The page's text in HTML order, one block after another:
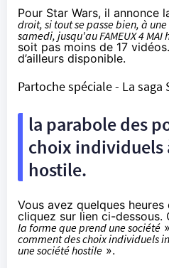
Pour Star Wars, il annonce
droit, si tout se passe bien, à
samedi, jusqu'au FAMEUX 4 MAI
soit pas moins de 17
d’ailleurs disponible.
Partoche spéciale - La saga
la parabole des
choix individuels
hostile.
Vous avez quelques
cliquez sur lien ci-dessous.
la forme que prend une société
comment des choix individuels
une société hostile ».